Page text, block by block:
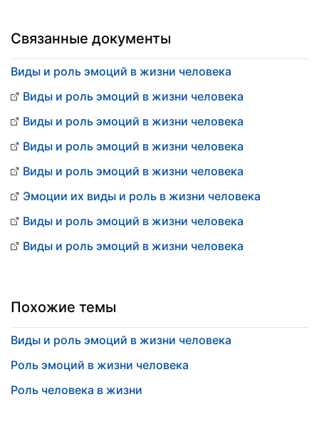
Связанные документы
Виды и роль эмоций в жизни человека
Виды и роль эмоций в жизни человека
Виды и роль эмоций в жизни человека
Виды и роль эмоций в жизни человека
Виды и роль эмоций в жизни человека
Эмоции их виды и роль в жизни человека
Виды и роль эмоций в жизни человека
Виды и роль эмоций в жизни человека
Похожие темы
Виды и роль эмоций в жизни человека
Роль эмоций в жизни человека
Роль человека в жизни